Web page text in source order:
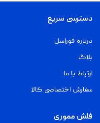
دسترسی سریع
درباره فوراسل
بلاگ
ارتباط با ما
سفارش اختصاصی کالا
فلش مموری